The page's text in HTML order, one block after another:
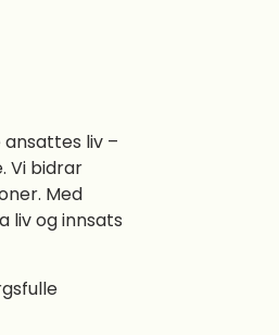
liv –
Vi bidrar
Med
liv og innsats